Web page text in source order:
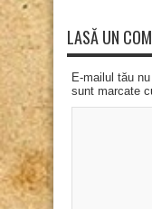
LASĂ UN
E-mailul tău
sunt marcate